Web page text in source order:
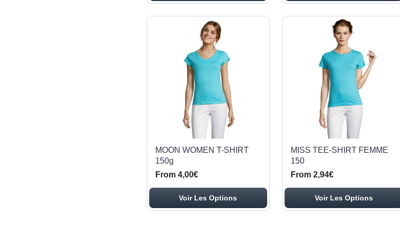
MOON WOMEN T-SHIRT
150g
From 4,00€
Voir Les Options
MISS TEE-SHIRT FEMME
150
From 2,94€
Voir Les Options